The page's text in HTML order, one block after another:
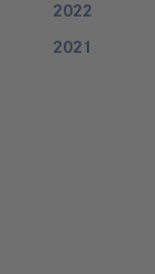
2022
2021